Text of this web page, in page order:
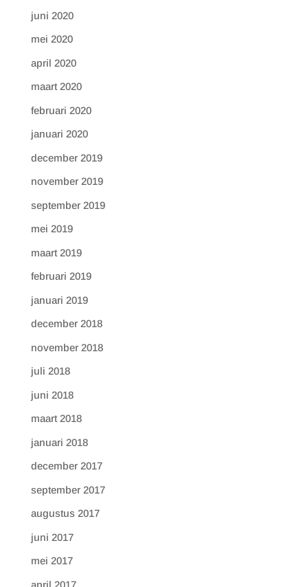
juni 2020
mei 2020
april 2020
maart 2020
februari 2020
januari 2020
december 2019
november 2019
september 2019
mei 2019
maart 2019
februari 2019
januari 2019
december 2018
november 2018
juli 2018
juni 2018
maart 2018
januari 2018
december 2017
september 2017
augustus 2017
juni 2017
mei 2017
april 2017